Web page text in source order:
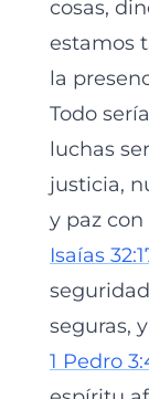
cosas,
estamos
la
Todo
luchas
justicia,
y paz
Isaías
seguras,
1 Pedro